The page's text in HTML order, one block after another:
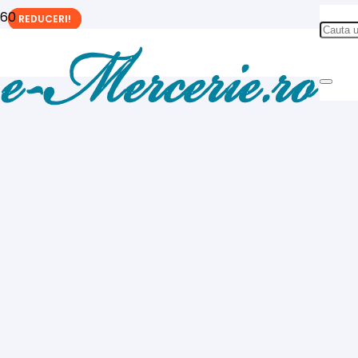
REDUCERI!
REDUCERI!